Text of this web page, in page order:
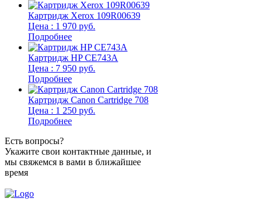
Картридж Xerox 109R00639
Цена : 1 970 руб.
Подробнее
Картридж HP CE743A
Цена : 7 950 руб.
Подробнее
Картридж Canon Cartridge 708
Цена : 1 250 руб.
Подробнее
Есть вопросы?
Укажите свои контактные данные, и
мы свяжемся в вами в ближайшее
время